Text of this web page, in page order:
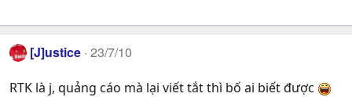
[J]ustice 23/7/10
RTK là j, quảng cáo mà lại viết tắt thì bố ai biết được